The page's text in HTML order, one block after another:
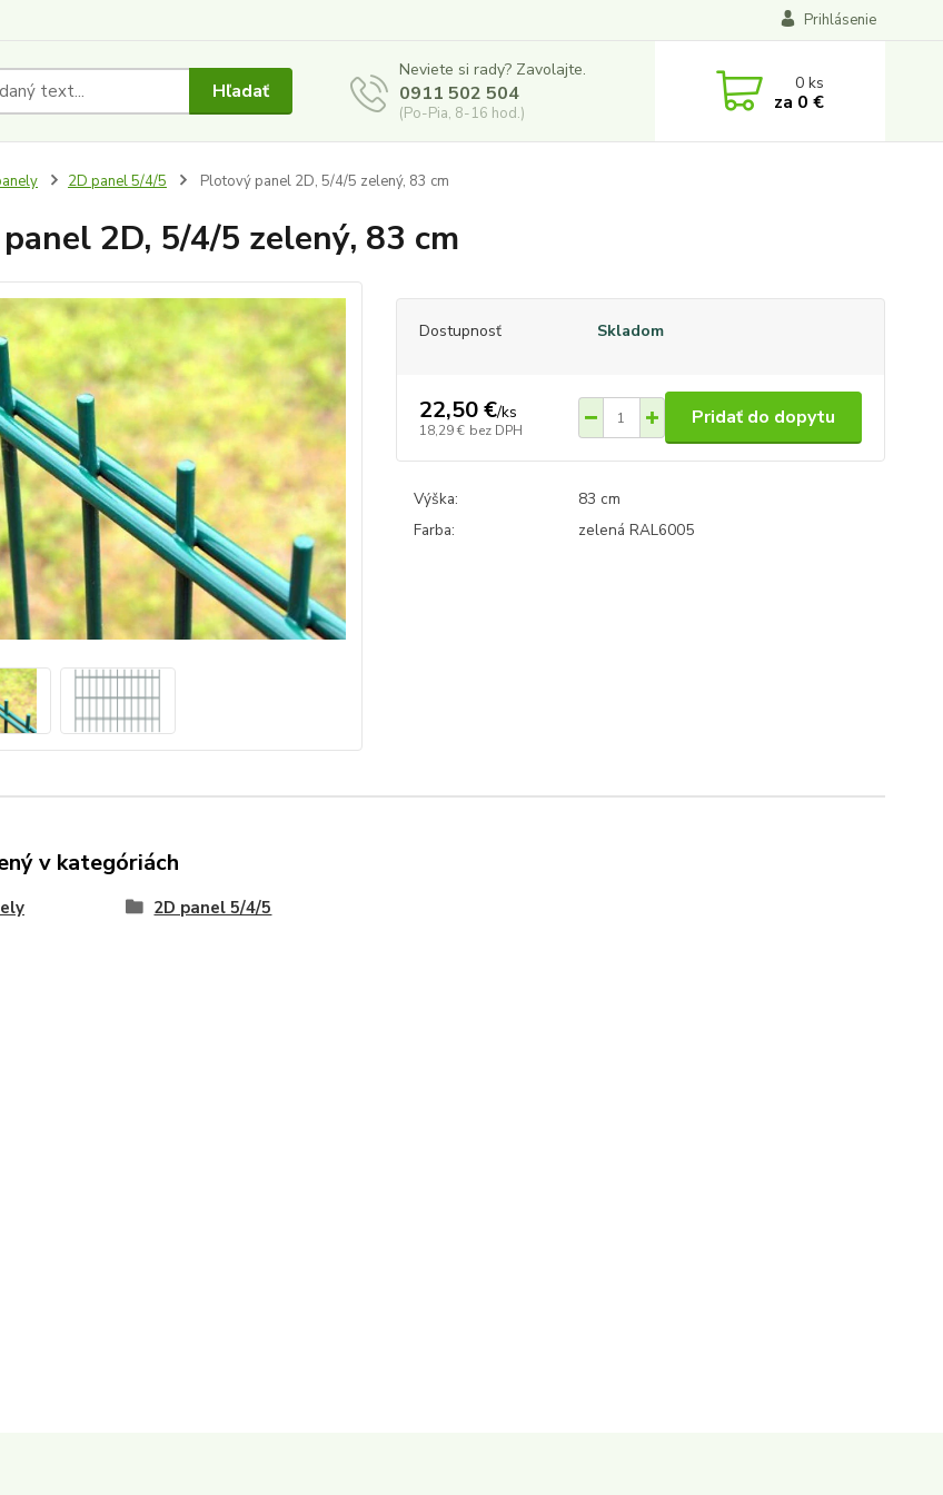
Prihlásenie
Hľadať
Neviete si rady? Zavolajte.
0911 502 504
(Po-Pia, 8-16 hod.)
0ks
za 0 €
2D panel 5/4/5 Plotový panel 2D, 5/4/5 zelený, 83 cm
2D, 5/4/5 zelený, 83 cm
Dostupnosť Skladom
22,50 €/ks
18,29 € bez DPH
Pridať do dopytu
Výška:
83 cm
Farba:
zelená RAL6005
v kategóriách
2D panel 5/4/5